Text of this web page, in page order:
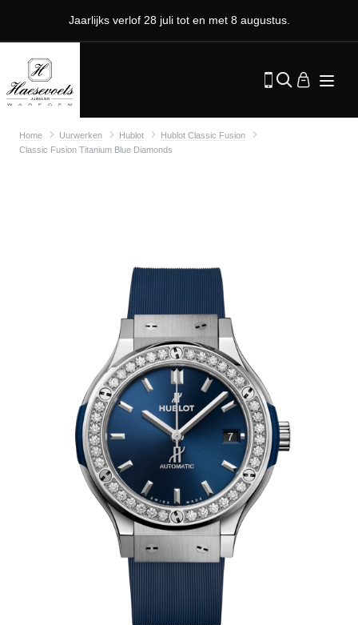
Jaarlijks verlof 28 juli tot en met 8 augustus.
Home Uurwerken Hublot
Hublot Classic Fusion
Classic Fusion Titanium Blue Diamonds